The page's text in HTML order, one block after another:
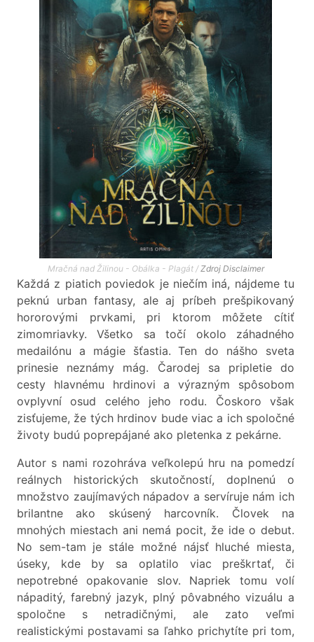
Mračná nad Žilinou - Obálka - Plagát / Zdroj Disclaimer
Každá z piatich poviedok je niečím iná, nájdeme tu
peknú urban fantasy, ale aj príbeh prešpikovaný
hororovými prvkami, pri ktorom môžete cítiť
zimomriavky. Všetko sa točí okolo záhadného
medailónu a mágie šťastia. Ten do nášho sveta
prinesie neznámy mág. Čarodej sa pripletie do
cesty hlavnému hrdinovi a výrazným spôsobom
ovplyvní osud celého jeho rodu. Čoskoro však
zisťujeme, že tých hrdinov bude viac a ich spoločné
životy budú poprepájané ako pletenka z pekárne.
Autor s nami rozohráva veľkolepú hru na pomedzí
reálnych historických skutočností, doplnenú o
množstvo zaujímavých nápadov a servíruje nám ich
brilantne ako skúsený harcovník. Človek na
mnohých miestach ani nemá pocit, že ide o debut.
No sem-tam je stále možné nájsť hluché miesta,
úseky, kde by sa oplatilo viac preškrtať, či
nepotrebné opakovanie slov. Napriek tomu volí
nápaditý, farebný jazyk, plný pôvabného vizuálu a
spoločne s netradičnými, ale zato veľmi
realistickými postavami sa ľahko prichytíte pri tom,